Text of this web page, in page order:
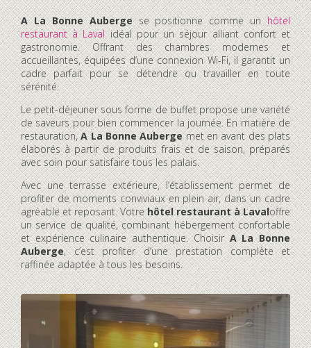
A La Bonne Aubergese positionne comme unhôtel
restaurant à Lavalidéal pour un séjour alliant confort et
gastronomie. Offrant des chambres modernes et
accueillantes, équipées d’une connexion Wi-Fi, il garantit un
cadre parfait pour se détendre ou travailler en toute
sérénité.
Le petit-déjeuner sous forme de buffet propose une variété
de saveurs pour bien commencer la journée. En matière de
restauration,A La Bonne Aubergemet en avant des plats
élaborés à partir de produits frais et de saison, préparés
avec soin pour satisfaire tous les palais.
Avec une terrasse extérieure, l’établissement permet de
profiter de moments conviviaux en plein air, dans un cadre
agréable et reposant. Votrehôtel restaurant à Lavaloffre
un service de qualité, combinant hébergement confortable
et expérience culinaire authentique. ChoisirA La Bonne
Auberge, c’est profiter d’une prestation complète et
raffinée adaptée à tous les besoins.